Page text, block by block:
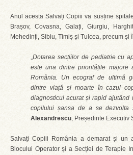
Anul acesta Salvați Copiii va susține
Brașov, Covasna, Galați, Giurgiu,
Mehedinți, Sibiu, Timiș și Tulcea, precum și
„Dotarea secțiilor de pediatrie cu
este una dintre prioritățile majore
România. Un ecograf de ultimă
dintre viață și moarte în cazul
diagnosticul acurat și rapid
copilului șansa de a se dezvolta
Alexandrescu, Președinte Executiv
Salvați Copiii România a demarat și un
Blocului Operator și a Secției de Terapie